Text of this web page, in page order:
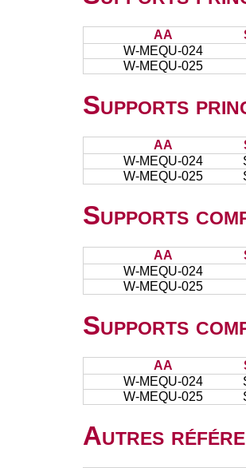
AA
W-MEQU-024
W-MEQU-025
Supports
AA
W-MEQU-024
W-MEQU-025
Supports
AA
W-MEQU-024
W-MEQU-025
Supports
AA
W-MEQU-024
W-MEQU-025
Autres